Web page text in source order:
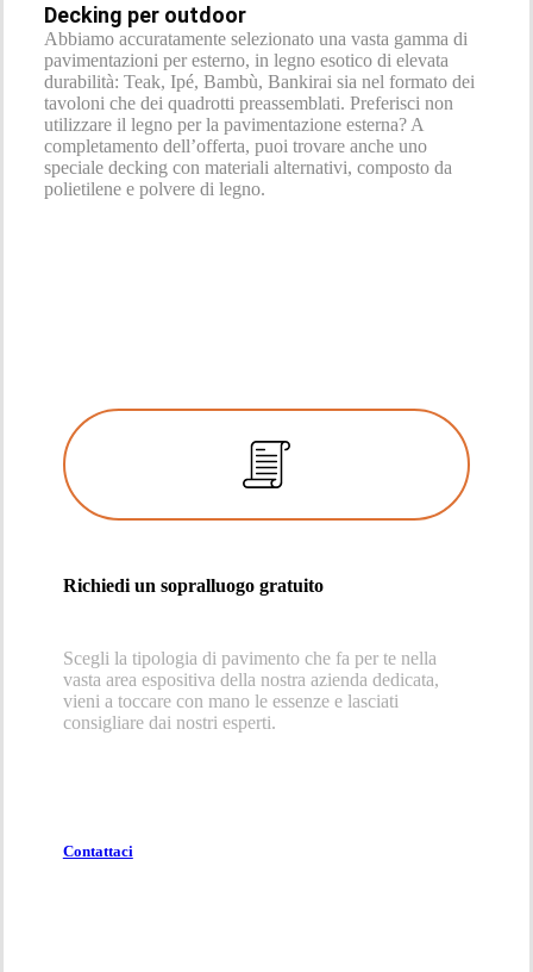
Decking per outdoor
Abbiamo accuratamente selezionato una vasta gamma di
pavimentazioni per esterno, in legno esotico di elevata
durabilità: Teak, Ipé, Bambù, Bankirai sia nel formato dei
tavoloni che dei quadrotti preassemblati. Preferisci non
utilizzare il legno per la pavimentazione esterna? A
completamento dell’offerta, puoi trovare anche uno
speciale decking con materiali alternativi, composto da
polietilene e polvere di legno.
Richiedi un sopralluogo gratuito
Scegli la tipologia di pavimento che fa per te nella
vasta area espositiva della nostra azienda dedicata,
vieni a toccare con mano le essenze e lasciati
consigliare dai nostri esperti.
Contattaci